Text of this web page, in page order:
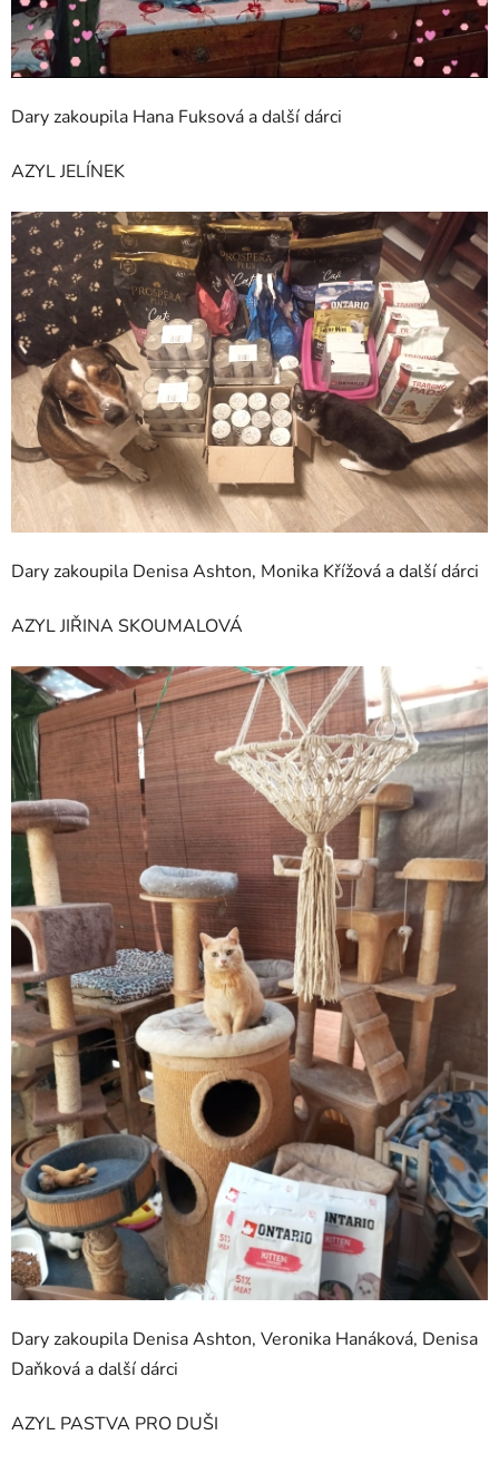
Dary zakoupila Hana Fuksová a další dárci
AZYL JELÍNEK
Dary zakoupila Denisa Ashton, Monika Křížová a další dárci
AZYL JIŘINA SKOUMALOVÁ
Dary zakoupila Denisa Ashton, Veronika Hanáková, Denisa
Daňková a další dárci
AZYL PASTVA PRO DUŠI